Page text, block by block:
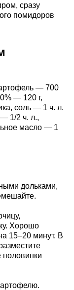
сразу
помидоров
— 700
— 120 г,
соль — 1 ч. л.
1/2 ч. л.,
масло — 1
дольками,
Хорошо
15–20 минут. В
половинки